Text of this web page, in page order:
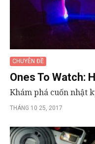
CHUYÊN ĐỀ
Ones To Watch:
Khám phá cuốn nhật
THÁNG 10 25, 2017